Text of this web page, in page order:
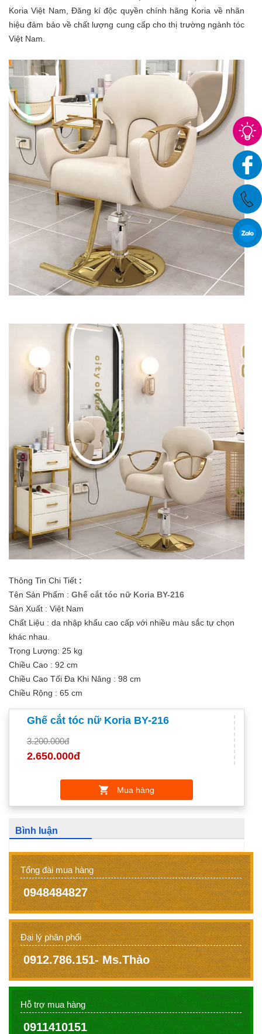
Koria Việt Nam, Đăng kí độc quyền chính hãng Koria về nhãn
hiệu đảm bảo về chất lượng cung cấp cho thị trường ngành tóc
Việt Nam.
Thông Tin Chi Tiết :
Tên Sản Phẩm : Ghế cắt tóc nữ Koria BY-216
Sản Xuất : Việt Nam
Chất Liệu : da nhập khẩu cao cấp với nhiều màu sắc tự chọn
khác nhau.
Trọng Lượng: 25 kg
Chiều Cao : 92 cm
Chiều Cao Tối Đa Khi Nâng : 98 cm
Chiều Rộng : 65 cm
Ghế cắt tóc nữ Koria BY-216
3.200.000đ
2.650.000đ
Mua hàng
Bình luận
Tổng đài mua hàng
0948484827
Đại lý phân phối
0912.786.151- Ms.Thảo
Hỗ trợ mua hàng
0911410151